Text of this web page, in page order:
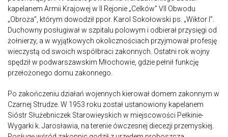
kapelanem Armii Krajowej w II Rejonie „Celków” VII Obwodu
„Obroża”, którym dowodził ppor. Karol Sokołowski ps. „Wiktor I”.
Duchowny posługiwał w szpitalu polowym i odbierał przysięgi od
żołnierzy, a w wyjątkowych okolicznościach przyjmował profesję
wieczystą od swoich współbraci zakonnych. Ostatni rok wojny
spędził w podwarszawskim Młochowie, gdzie pełnił funkcję
przełożonego domu zakonnego.
Po zakończeniu działań wojennych kierował domem zakonnym w
Czarnej Strudze. W 1953 roku został ustanowiony kapelanem
Sióstr Służebniczek Starowieyskich w miejscowości Pełkinie-
Wygarki k. Jarosławia, na terenie ówczesnej diecezji przemyskiej.